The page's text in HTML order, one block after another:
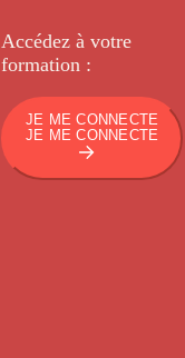
Accédez à votre
formation :
JE ME CONNECTE
JE ME CONNECTE